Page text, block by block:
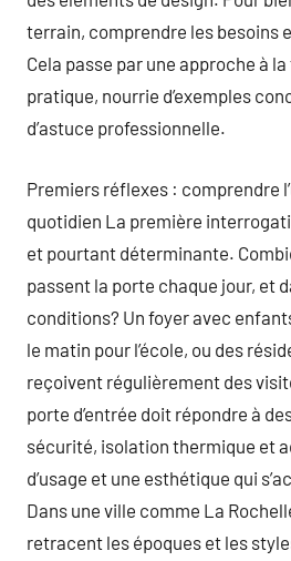
terrain, comprendre les besoins
Cela passe par une approche à
pratique, nourrie d’exemples
d’astuce professionnelle.
Premiers réflexes : comprendre
quotidien La première
et pourtant déterminante.
passent la porte chaque jour, et
conditions? Un foyer avec
le matin pour l’école, ou des
reçoivent régulièrement des
porte d’entrée doit répondre à
sécurité, isolation thermique et
d’usage et une esthétique qui
Dans une ville comme La
retracent les époques et les